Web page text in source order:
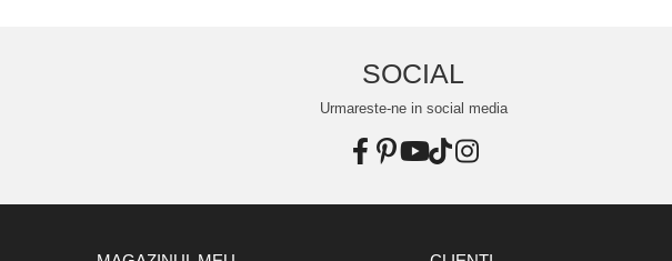
SOCIAL
Urmareste-ne in social media